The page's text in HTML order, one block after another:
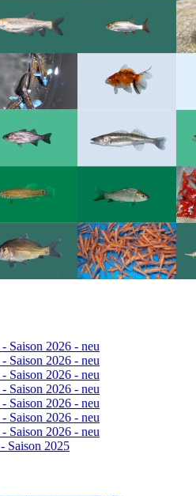
Saison 2026 - neu
Saison 2026 - neu
Saison 2026 - neu
Saison 2026 - neu
Saison 2026 - neu
Saison 2026 - neu
Saison 2026 - neu
Saison 2025